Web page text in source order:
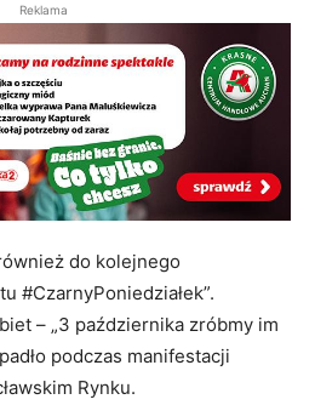
Reklama
do kolejnego
#CzarnyPoniedziałek”.
– „3 października zróbmy im
podczas manifestacji
Rynku.